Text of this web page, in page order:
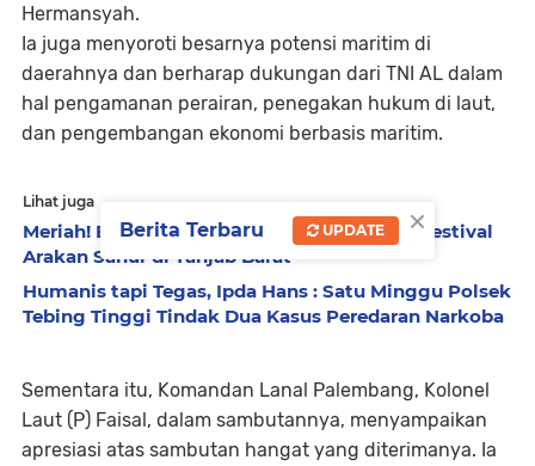
Hermansyah.
Ia juga menyoroti besarnya potensi maritim di
daerahnya dan berharap dukungan dari TNI AL dalam
hal pengamanan perairan, penegakan hukum di laut,
dan pengembangan ekonomi berbasis maritim.
Lihat juga
Meriah! Bupati Anwar Sadat Lepas Peserta Festival
Arakan Sahur di Tanjab Barat
Humanis tapi Tegas, Ipda Hans : Satu Minggu Polsek
Tebing Tinggi Tindak Dua Kasus Peredaran Narkoba
Sementara itu, Komandan Lanal Palembang, Kolonel
Laut (P) Faisal, dalam sambutannya, menyampaikan
apresiasi atas sambutan hangat yang diterimanya. Ia
×
Berita Terbaru UPDATE